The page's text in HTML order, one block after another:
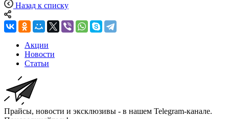
Назад к списку
Акции
Новости
Статьи
Прайсы, новости и эксклюзивы - в нашем Telegram-канале.